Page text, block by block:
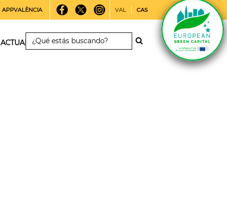
APPVALÈNCIA VAL CAS
ACTUALIDAD